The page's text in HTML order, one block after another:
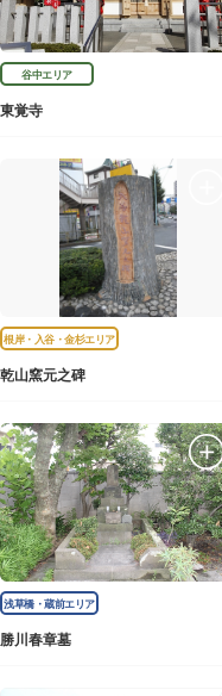
谷中エリア
東覚寺
根岸・入谷・金杉エリア
乾山窯元之碑
浅草橋・蔵前エリア
勝川春章墓